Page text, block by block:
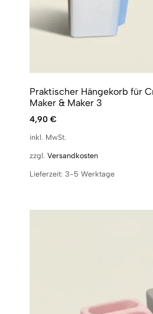
Praktischer Hängekorb für
Maker & Maker 3
4,90 €
inkl. MwSt.
zzgl. Versandkosten
Lieferzeit: 3-5 Werktage